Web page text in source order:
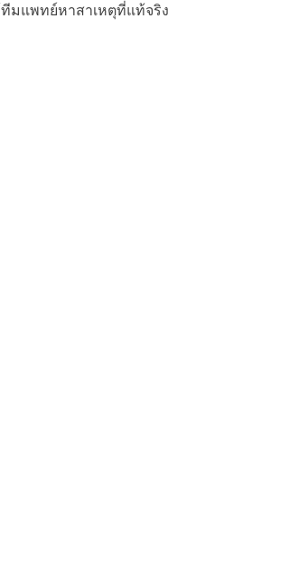
มแพทย์หาสาเหตุที่แท้จริง